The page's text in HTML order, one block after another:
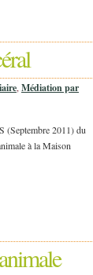
, Médiation par
(Septembre 2011) du
à la Maison